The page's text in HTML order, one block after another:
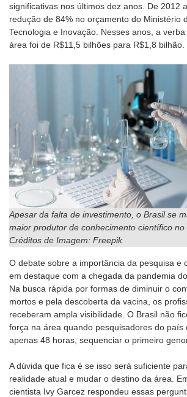
significativas nos últimos dez anos. De 2012
redução de 84% no orçamento do Ministério
Tecnologia e Inovação. Nesses anos, a
área foi de R$11,5 bilhões para R$1,8 bilhão.
Apesar da falta de investimento, o Brasil se
maior produtor de conhecimento científico no
Créditos de Imagem: Freepik
O debate sobre a importância da pesquisa e
em destaque com a chegada da pandemia
Na busca rápida por formas de diminuir o
mortos e pela descoberta da vacina, os
receberam ampla visibilidade. O Brasil não
força na área quando pesquisadores do país
apenas 48 horas, sequenciar o primeiro
A dúvida que fica é se isso será suficiente
realidade atual e mudar o destino da área.
cientista Ivy Garcez respondeu essas